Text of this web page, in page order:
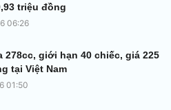
triệu đồng
06:26
278cc, giới hạn 40 chiếc, giá 225
tại Việt Nam
01:50